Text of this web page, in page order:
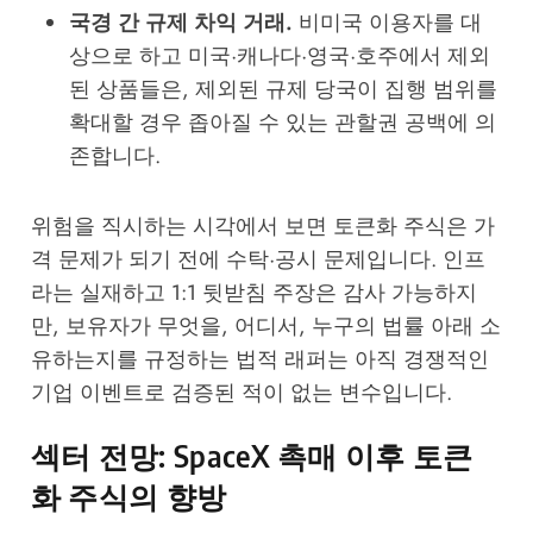
국경 간 규제 차익 거래. 비미국 이용자를 대
상으로 하고 미국·캐나다·영국·호주에서 제외
된 상품들은, 제외된 규제 당국이 집행 범위를
확대할 경우 좁아질 수 있는 관할권 공백에 의
존합니다.
위험을 직시하는 시각에서 보면 토큰화 주식은 가
격 문제가 되기 전에 수탁·공시 문제입니다. 인프
라는 실재하고 1:1 뒷받침 주장은 감사 가능하지
만, 보유자가 무엇을, 어디서, 누구의 법률 아래 소
유하는지를 규정하는 법적 래퍼는 아직 경쟁적인
기업 이벤트로 검증된 적이 없는 변수입니다.
섹터 전망: SpaceX 촉매 이후 토큰
화 주식의 향방